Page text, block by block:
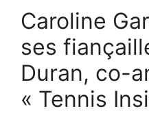
Caroline
ses
Duran, co-
« Tennis